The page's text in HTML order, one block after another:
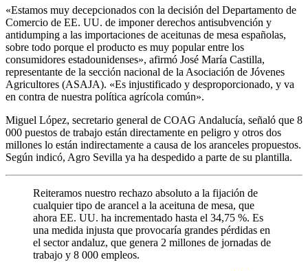
«Estamos muy decepcionados con la decisión del Departamento de
Comercio de EE. UU. de imponer derechos antisubvención y
antidumping a las importaciones de aceitunas de mesa españolas,
sobre todo porque el producto es muy popular entre los
consumidores estadounidenses», afirmó José María Castilla,
representante de la sección nacional de la Asociación de Jóvenes
Agricultores (ASAJA). «Es injustificado y desproporcionado, y va
en contra de nuestra política agrícola común».
Miguel López, secretario general de COAG Andalucía, señaló que 8
000 puestos de trabajo están directamente en peligro y otros dos
millones lo están indirectamente a causa de los aranceles propuestos.
Según indicó, Agro Sevilla ya ha despedido a parte de su plantilla.
Reiteramos nuestro rechazo absoluto a la fijación de
cualquier tipo de arancel a la aceituna de mesa, que
ahora EE. UU. ha incrementado hasta el 34,75 %. Es
una medida injusta que provocaría grandes pérdidas en
el sector andaluz, que genera 2 millones de jornadas de
trabajo y 8 000 empleos.